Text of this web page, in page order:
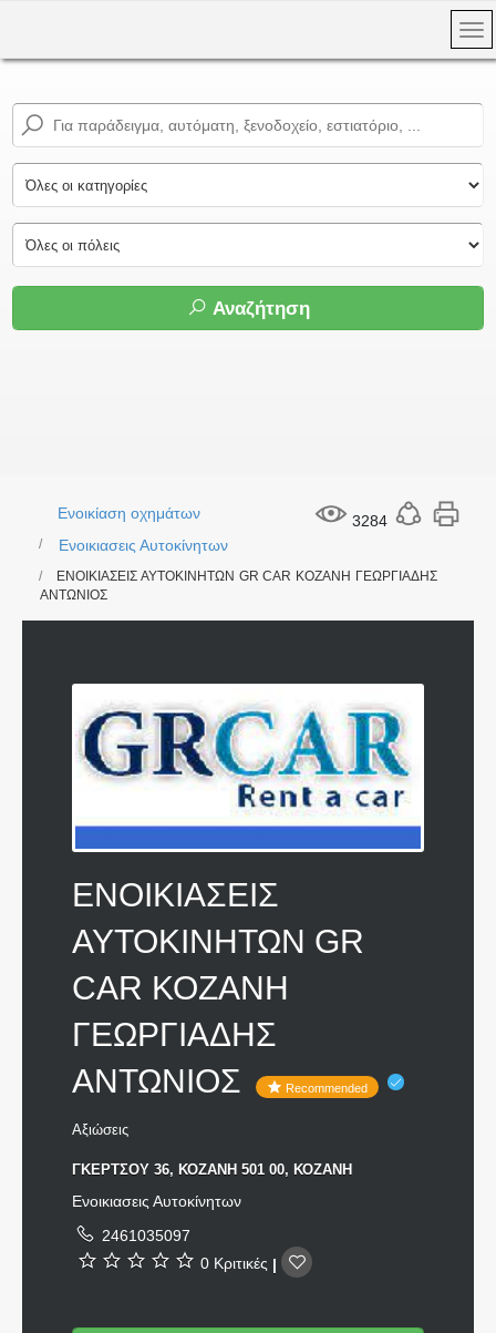
Αναζήτηση
3284
Ενοικίαση οχημάτων
Ενοικιασεις Αυτοκίνητων
ΕΝΟΙΚΙΑΣΕΙΣ ΑΥΤΟΚΙΝΗΤΩΝ GR CAR ΚΟΖΑΝΗ ΓΕΩΡΓΙΑΔΗΣ
ΑΝΤΩΝΙΟΣ
ΕΝΟΙΚΙΑΣΕΙΣ
ΑΥΤΟΚΙΝΗΤΩΝ GR
CAR ΚΟΖΑΝΗ
ΓΕΩΡΓΙΑΔΗΣ
ΑΝΤΩΝΙΟΣ
Recommended
Αξιώσεις
ΓΚΕΡΤΣΟΥ 36, ΚΟΖΑΝΗ 501 00, ΚΟΖΑΝΗ
Ενοικιασεις Αυτοκίνητων
2461035097
0 Κριτικές |